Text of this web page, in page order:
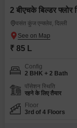
2 बीएचके बिल्डर
वसंत कुंज एन्क्लेव, दिल्ली
₹ 85 L
Config
2 BHK + 2 Bath
पॉसेशन स्थिति
रहने के लिए तैयार
Floor
3rd of 4 Floors